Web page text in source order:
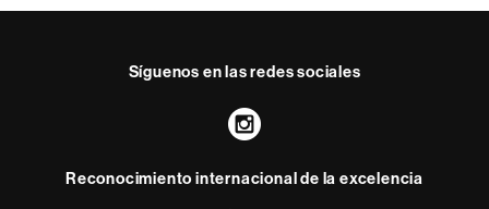
Síguenos en las redes sociales
Instagram
Reconocimiento internacional de la excelencia